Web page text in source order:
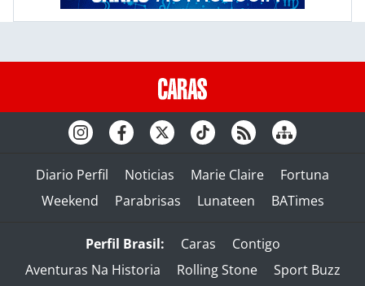
Diario Perfil Noticias Marie Claire
Fortuna
Weekend
Parabrisas Lunateen BATimes
Perfil Brasil: Caras
Contigo
Aventuras Na Historia
Rolling Stone
Sport Buzz